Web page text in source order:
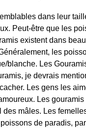
dans leur
Peut-être que les
existent dans
les
blanche. Les
je devrais
Les gens les
Les
des mâles. Les
de paradis,